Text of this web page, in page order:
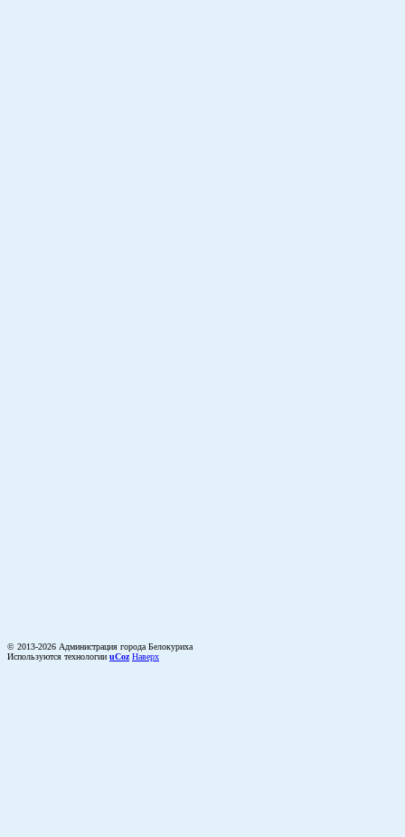
© 2013-2026 Администрация города Белокуриха
Используются технологии uCoz Наверх